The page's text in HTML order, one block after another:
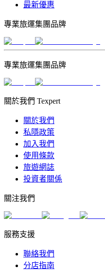
最新優惠
專業旅運集團品牌
專業旅運集團品牌
關於我們 Texpert
關於我們
私隱政策
加入我們
使用條款
旅遊網誌
投資者關係
關注我們
服務支援
聯絡我們
分店指南